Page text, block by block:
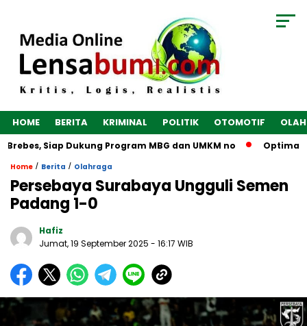
HOME BERITA KRIMINAL POLITIK OTOMOTIF
Siap Dukung Program MBG dan UMKM no Optimalkan
Home / Berita / Olahraga
Persebaya Surabaya Ungguli Semen
Padang 1-0
Hafiz
Jumat, 19 September 2025 - 16:17 WIB